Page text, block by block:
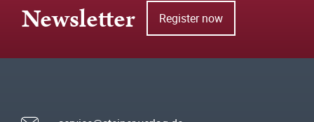
Newsletter Register now